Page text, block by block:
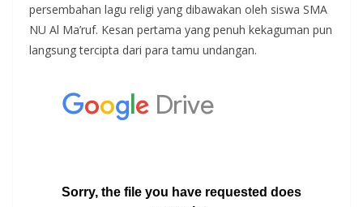
persembahan lagu religi yang dibawakan oleh siswa SMA
NU Al Ma’ruf. Kesan pertama yang penuh kekaguman pun
langsung tercipta dari para tamu undangan.